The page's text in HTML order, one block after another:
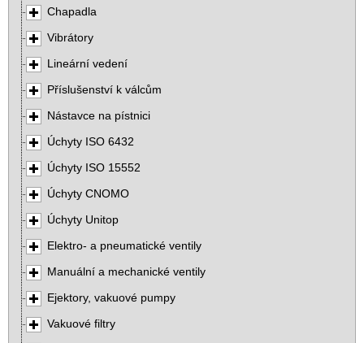
Chapadla
Vibrátory
Lineární vedení
Příslušenství k válcům
Nástavce na pístnici
Úchyty ISO 6432
Úchyty ISO 15552
Úchyty CNOMO
Úchyty Unitop
Elektro- a pneumatické ventily
Manuální a mechanické ventily
Ejektory, vakuové pumpy
Vakuové filtry